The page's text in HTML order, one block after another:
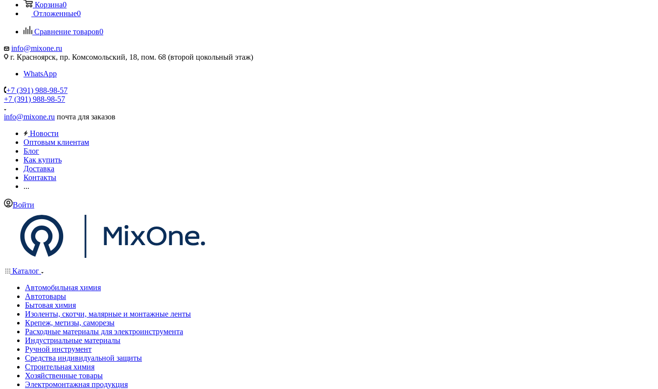
Корзина0
Отложенные0
Сравнение товаров0
info@mixone.ru
г. Красноярск, пр. Комсомольский, 18, пом. 68 (второй цокольный этаж)
WhatsApp
+7 (391) 988-98-57
+7 (391) 988-98-57
info@mixone.ru почта для заказов
Новости
Оптовым клиентам
Блог
Как купить
Доставка
Контакты
...
Войти
Каталог
Автомобильная химия
Автотовары
Бытовая химия
Изоленты, скотчи, малярные и монтажные ленты
Крепеж, метизы, саморезы
Расходные материалы для электроинструмента
Индустриальные материалы
Ручной инструмент
Средства индивидуальной защиты
Строительная химия
Хозяйственные товары
Электромонтажная продукция